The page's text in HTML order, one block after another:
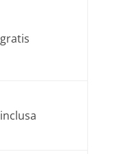
gratis
inclusa